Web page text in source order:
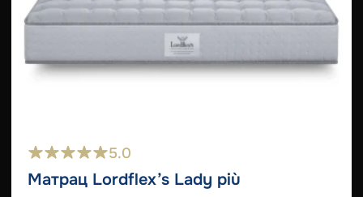
5.0
Матрац Lordflex’s Lady più